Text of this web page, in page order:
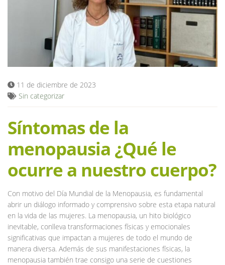
11 de diciembre de 2023
Sin categorizar
Síntomas de la
menopausia ¿Qué le
ocurre a nuestro cuerpo?
Con motivo del Día Mundial de la Menopausia, es fundamental
abrir un diálogo informado y comprensivo sobre esta etapa natural
en la vida de las mujeres. La menopausia, un hito biológico
inevitable, conlleva transformaciones físicas y emocionales
significativas que impactan a mujeres de todo el mundo de
manera diversa. Además de sus manifestaciones físicas, la
menopausia también trae consigo una serie de cuestiones